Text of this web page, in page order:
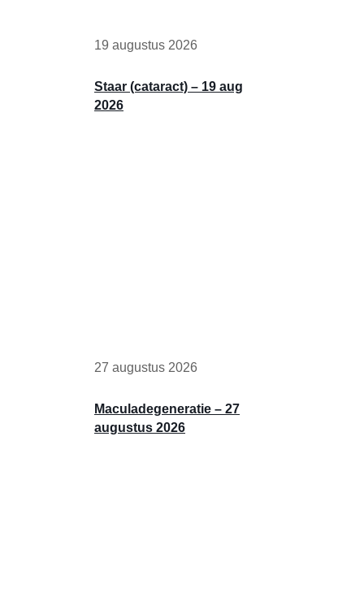
19 augustus 2026
Staar (cataract) – 19 aug
2026
27 augustus 2026
Maculadegeneratie – 27
augustus 2026